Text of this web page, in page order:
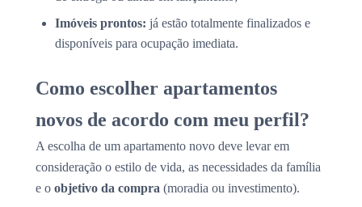
Imóveis prontos: já estão totalmente finalizados e
disponíveis para ocupação imediata.
Como escolher apartamentos
novos de acordo com meu perfil?
A escolha de um apartamento novo deve levar em
consideração o estilo de vida, as necessidades da família
e o objetivo da compra (moradia ou investimento).